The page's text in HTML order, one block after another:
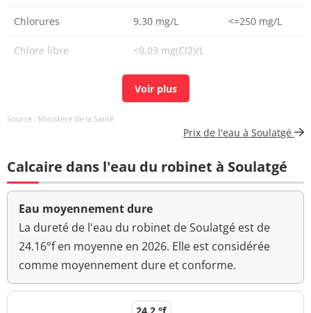
Chlorures 9,30 mg/L <=250 mg/L
Chlore libre <0,03 mg(Cl2)/L
<0,03 mg(Cl2)/L
total
Aucun
anormal
Bact. aér. revivifiables
<1 n/mL
Bact. aér. revivifiables
<1 n/mL
Source : Ministère de la Santé
Prix de l'eau à Soulatgé
Calcaire dans l'eau du robinet à Soulatgé
Eau moyennement dure
La dureté de l'eau du robinet de Soulatgé est de
24.16°f en moyenne en 2026. Elle est considérée
comme moyennement dure et conforme.